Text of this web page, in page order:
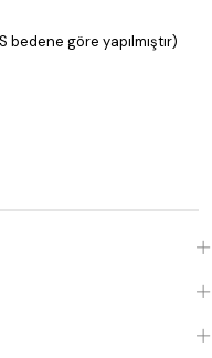
bedene göre yapılmıştır)